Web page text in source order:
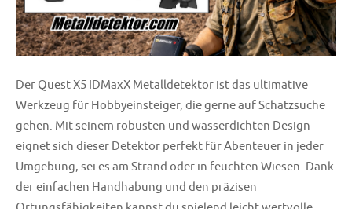
Der Quest X5 IDMaxX Metalldetektor ist das ultimative
Werkzeug für Hobbyeinsteiger, die gerne auf Schatzsuche
gehen. Mit seinem robusten und wasserdichten Design
eignet sich dieser Detektor perfekt für Abenteuer in jeder
Umgebung, sei es am Strand oder in feuchten Wiesen. Dank
der einfachen Handhabung und den präzisen